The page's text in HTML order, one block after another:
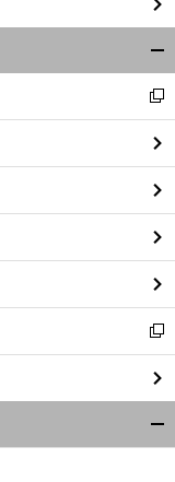
閉
る
新
し
い
ウ
ィ
ン
ド
ウ
で
開
く
新
し
い
ウ
ィ
ン